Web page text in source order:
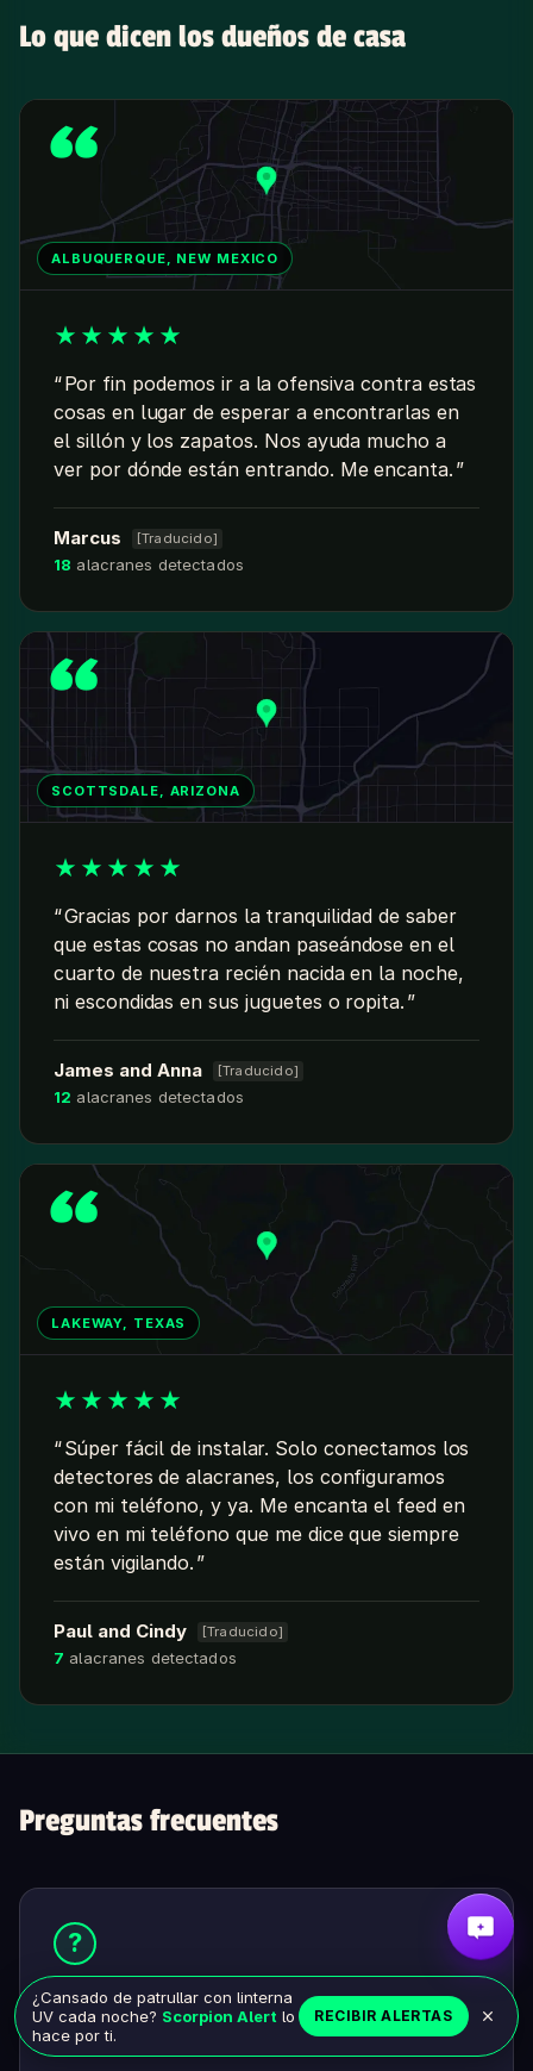
Lo que dicen los dueños de casa
ALBUQUERQUE, NEW MEXICO
★ ★ ★ ★ ★
Por fin podemos ir a la ofensiva contra estas
cosas en lugar de esperar a encontrarlas en
el sillón y los zapatos. Nos ayuda mucho a
ver por dónde están entrando. Me encanta.
Marcus [Traducido]
18 alacranes detectados
SCOTTSDALE, ARIZONA
★ ★ ★ ★ ★
Gracias por darnos la tranquilidad de saber
que estas cosas no andan paseándose en el
cuarto de nuestra recién nacida en la noche,
ni escondidas en sus juguetes o ropita.
James and Anna [Traducido]
12 alacranes detectados
LAKEWAY, TEXAS
★ ★ ★ ★ ★
Súper fácil de instalar. Solo conectamos los
detectores de alacranes, los configuramos
con mi teléfono, y ya. Me encanta el feed en
vivo en mi teléfono que me dice que siempre
están vigilando.
Paul and Cindy [Traducido]
7 alacranes detectados
Preguntas frecuentes
?
How can I keep scorpions out of my
house in Alamogordo?
¿Cansado de patrullar con linterna
UV cada noche? Scorpion Alert lo
hace por ti.
RECIBIR ALERTAS